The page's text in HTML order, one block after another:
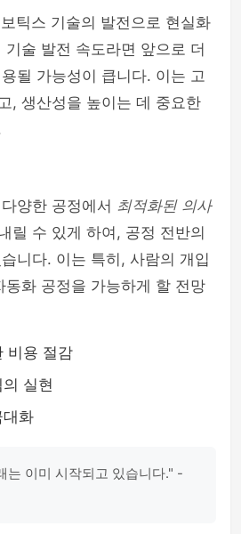
틱스 기술의 발전으로 현실화
술 발전 속도라면 앞으로 더
될 가능성이 큽니다. 이는 고
, 생산성을 높이는 데 중요한
양한 공정에서 최적화된 의사
릴 수 있게 하여, 공정 전반의
니다. 이는 특히, 사람의 개입
동화 공정을 가능하게 할 전망
비용 절감
실현
대화
는 이미 시작되고 있습니다." -